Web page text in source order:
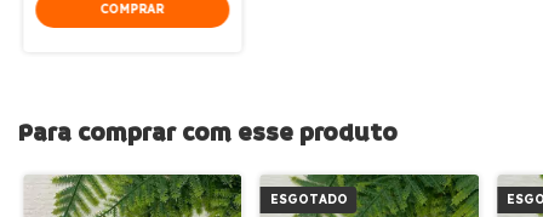
COMPRAR
Para comprar com esse produto
ESGOTADO